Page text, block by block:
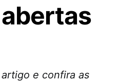
e confira as